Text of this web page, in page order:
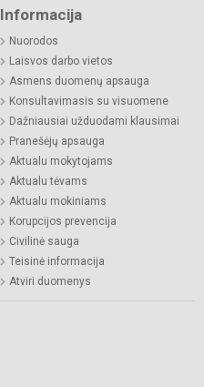
Informacija
Nuorodos
Laisvos darbo vietos
Asmens duomenų apsauga
Konsultavimasis su visuomene
Dažniausiai užduodami klausimai
Pranešėjų apsauga
Aktualu mokytojams
Aktualu tėvams
Aktualu mokiniams
Korupcijos prevencija
Civilinė sauga
Teisinė informacija
Atviri duomenys